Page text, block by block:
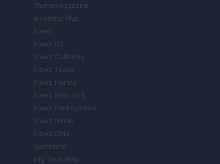
Womanmagazine
Investing Plus
Newz
Newz US
Newz California
Newz Texas
Newz Florida
Newz New York
Newz Pennsylvania
Newz Illinois
Newz Ohio
Gameland
Hig Tech Mag